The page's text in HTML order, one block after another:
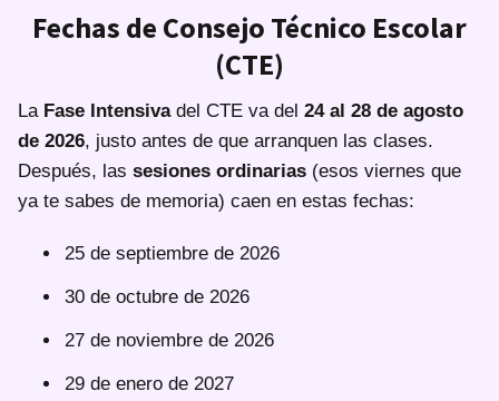
Fechas de Consejo Técnico Escolar
(CTE)
La Fase Intensivadel CTE va del 24 al 28 de agosto
de 2026, justo antes de que arranquen las clases.
Después, las sesiones ordinarias (esos viernes que
ya te sabes de memoria) caen en estas fechas:
25 de septiembre de 2026
30 de octubre de 2026
27 de noviembre de 2026
29 de enero de 2027